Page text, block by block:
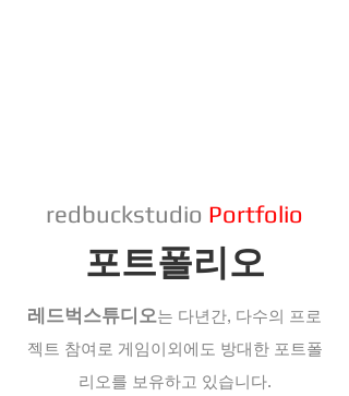
redbuckstudio Portfolio
포트폴리오
레드벅스튜디오는 다년간, 다수의 프로
젝트 참여로 게임이외에도 방대한 포트폴
리오를 보유하고 있습니다.